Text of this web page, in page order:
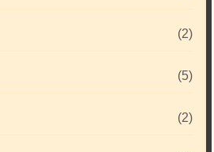
(2)
(5)
(2)